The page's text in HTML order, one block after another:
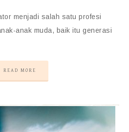
menjadi salah satu profesi
anak muda, baik itu generasi
READ MORE